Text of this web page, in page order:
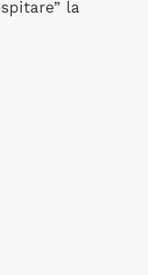
la